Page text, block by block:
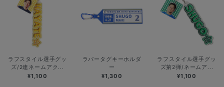
ラフスタイル選手グッ
ズ/2連ネームアク...
¥1,100
ラバータグキーホルダ
ー
¥1,300
ラフスタイル選手グッ
ズ第2弾/ネームア...
¥1,100